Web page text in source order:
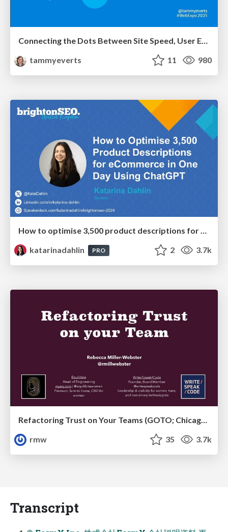
Connecting the Dots Between Site Speed, User Experience & Your Business [WebExpo 2025]
tammyeverts
11 980
How to optimise 3,500 product descriptions for ecommerce in one day using ChatGPT
katarinadahlin
PRO 2 3.7k
Refactoring Trust on Your Teams (GOTO; Chicago 2020)
rmw
35 3.7k
Transcript